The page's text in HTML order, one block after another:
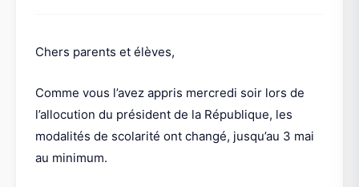
Chers parents et élèves,
Comme vous l’avez appris mercredi soir lors de
l’allocution du président de la République, les
modalités de scolarité ont changé, jusqu’au 3 mai
au minimum.